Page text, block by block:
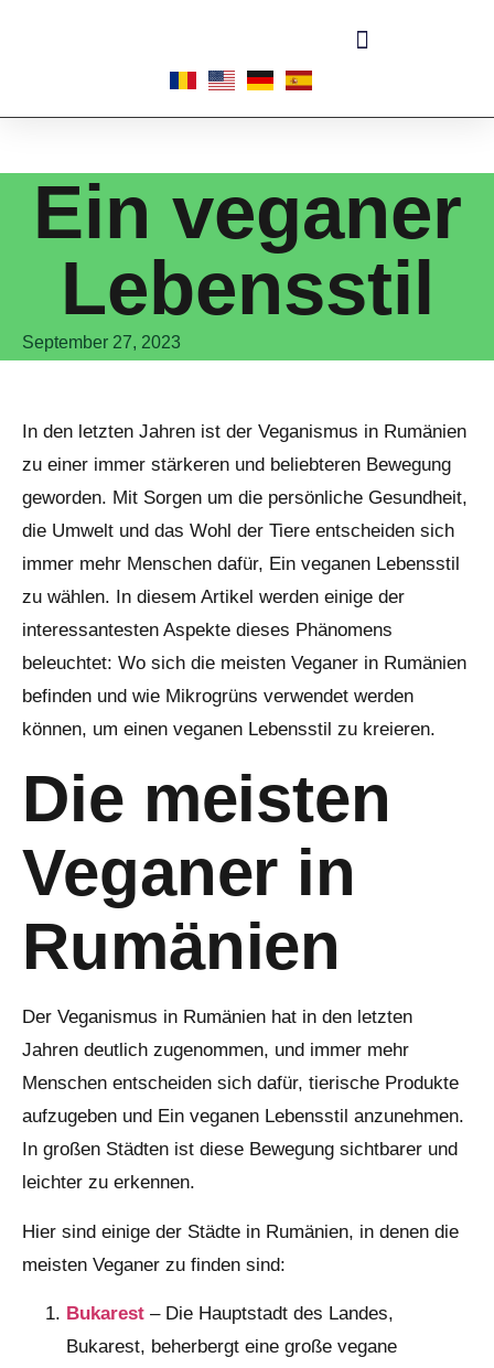
Ein veganer
Lebensstil
September 27, 2023
In den letzten Jahren ist der Veganismus in Rumänien
zu einer immer stärkeren und beliebteren Bewegung
geworden. Mit Sorgen um die persönliche Gesundheit,
die Umwelt und das Wohl der Tiere entscheiden sich
immer mehr Menschen dafür, Ein veganen Lebensstil
zu wählen. In diesem Artikel werden einige der
interessantesten Aspekte dieses Phänomens
beleuchtet: Wo sich die meisten Veganer in Rumänien
befinden und wie Mikrogrüns verwendet werden
können, um einen veganen Lebensstil zu kreieren.
Die meisten
Veganer in
Rumänien
Der Veganismus in Rumänien hat in den letzten
Jahren deutlich zugenommen, und immer mehr
Menschen entscheiden sich dafür, tierische Produkte
aufzugeben und Ein veganen Lebensstil anzunehmen.
In großen Städten ist diese Bewegung sichtbarer und
leichter zu erkennen.
Hier sind einige der Städte in Rumänien, in denen die
meisten Veganer zu finden sind:
Bukarest – Die Hauptstadt des Landes,
Bukarest, beherbergt eine große vegane